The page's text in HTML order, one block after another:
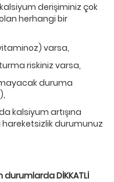
kalsiyum derişiminiz çok
herhangi bir
varsa,
riskiniz varsa,
duruma
kalsiyum artışına
durumunuz
DİKKATLİ